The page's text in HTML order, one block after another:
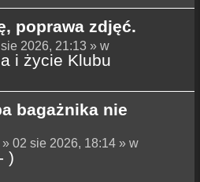
poprawa zdjęć.
2026, 21:13 » w
i życie Klubu
bagażnika nie
» 02 sie 2026, 18:14 » w
)